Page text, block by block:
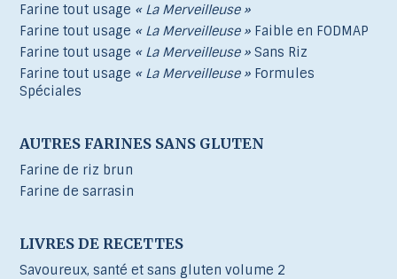
Farine tout usage « La Merveilleuse »
Farine tout usage « La Merveilleuse » Faible en FODMAP
Farine tout usage « La Merveilleuse » Sans Riz
Farine tout usage « La Merveilleuse » Formules
Spéciales
AUTRES FARINES SANS GLUTEN
Farine de riz brun
Farine de sarrasin
LIVRES DE RECETTES
Savoureux, santé et sans gluten volume 2